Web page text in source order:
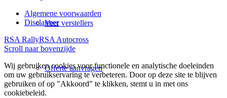
Veer verstellers
Offerte aanvragen
Algemene voorwaarden
Disclaimer
RSA RallyRSA Autocross
Scroll naar bovenzijde
Wij gebruiken cookies voor functionele en analytische doeleinden
om uw gebruikservaring te verbeteren. Door op deze site te blijven
gebruiken of op "Akkoord" te klikken, stemt u in met ons
cookiebeleid.